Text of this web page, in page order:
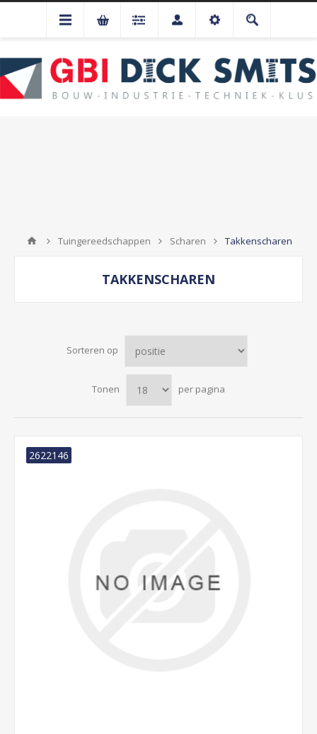
Tuingereedschappen Scharen Takkenscharen
TAKKENSCHAREN
Sorteren op
Tonen per pagina
2622146